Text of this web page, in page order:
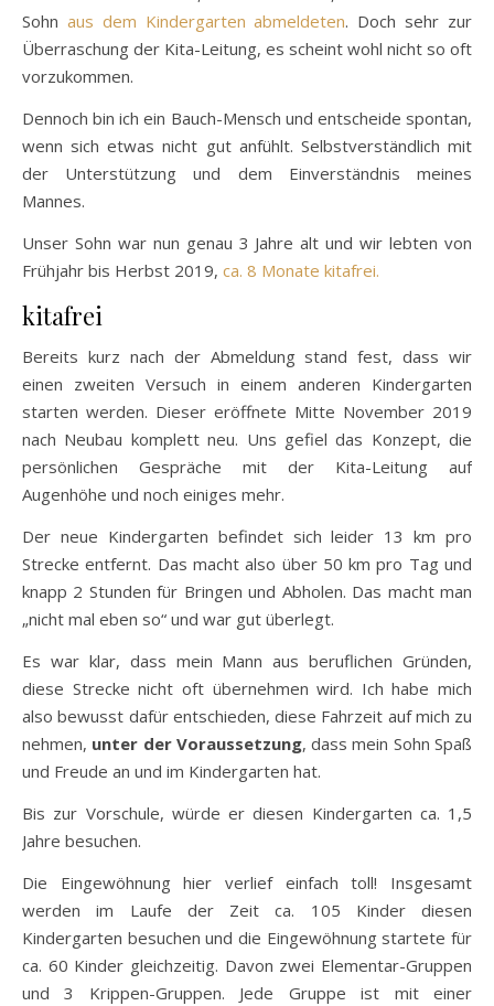
Sohn aus dem Kindergarten abmeldeten. Doch sehr zur
Überraschung der Kita-Leitung, es scheint wohl nicht so oft
vorzukommen.
Dennoch bin ich ein Bauch-Mensch und entscheide spontan,
wenn sich etwas nicht gut anfühlt. Selbstverständlich mit
der Unterstützung und dem Einverständnis meines
Mannes.
Unser Sohn war nun genau 3 Jahre alt und wir lebten von
Frühjahr bis Herbst 2019, ca. 8 Monate kitafrei.
kitafrei
Bereits kurz nach der Abmeldung stand fest, dass wir
einen zweiten Versuch in einem anderen Kindergarten
starten werden. Dieser eröffnete Mitte November 2019
nach Neubau komplett neu. Uns gefiel das Konzept, die
persönlichen Gespräche mit der Kita-Leitung auf
Augenhöhe und noch einiges mehr.
Der neue Kindergarten befindet sich leider 13 km pro
Strecke entfernt. Das macht also über 50 km pro Tag und
knapp 2 Stunden für Bringen und Abholen. Das macht man
„nicht mal eben so“ und war gut überlegt.
Es war klar, dass mein Mann aus beruflichen Gründen,
diese Strecke nicht oft übernehmen wird. Ich habe mich
also bewusst dafür entschieden, diese Fahrzeit auf mich zu
nehmen, unter der Voraussetzung, dass mein Sohn Spaß
und Freude an und im Kindergarten hat.
Bis zur Vorschule, würde er diesen Kindergarten ca. 1,5
Jahre besuchen.
Die Eingewöhnung hier verlief einfach toll! Insgesamt
werden im Laufe der Zeit ca. 105 Kinder diesen
Kindergarten besuchen und die Eingewöhnung startete für
ca. 60 Kinder gleichzeitig. Davon zwei Elementar-Gruppen
und 3 Krippen-Gruppen. Jede Gruppe ist mit einer